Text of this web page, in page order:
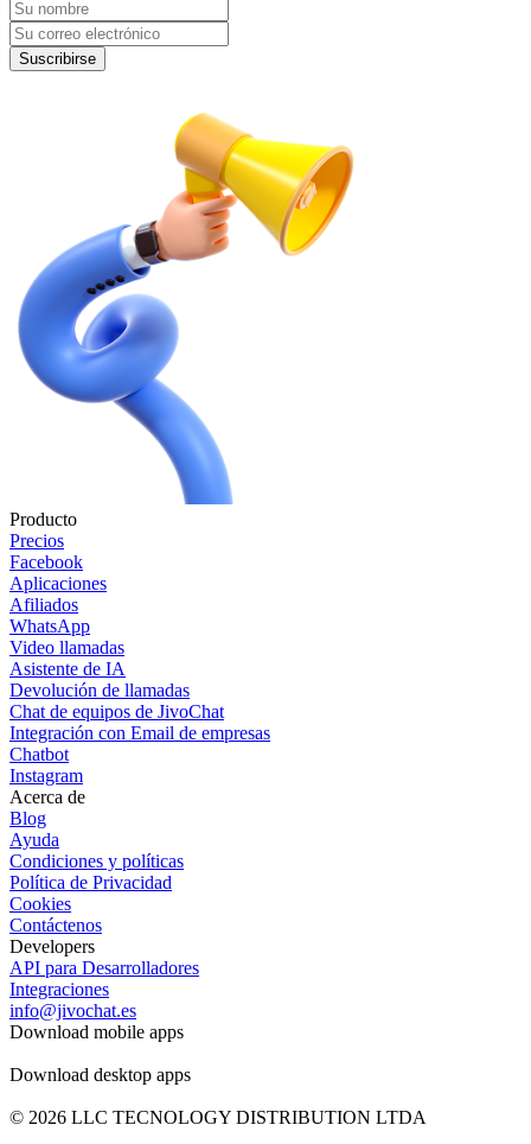
Suscribirse
Producto
Precios
Facebook
Aplicaciones
Afiliados
WhatsApp
Video llamadas
Asistente de IA
Devolución de llamadas
Chat de equipos de JivoChat
Integración con Email de empresas
Chatbot
Instagram
Acerca de
Blog
Ayuda
Condiciones y políticas
Política de Privacidad
Cookies
Contáctenos
Developers
API para Desarrolladores
Integraciones
info@jivochat.es
Download mobile apps
Download desktop apps
© 2026 LLC TECNOLOGY DISTRIBUTION LTDA